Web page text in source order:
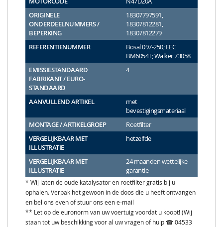
ORIGINELE
ONDERDEELNUMMERS /
BEPERKING
18307797591,
18307812281,
18307812279
REFERENTIENUMMER
Bosal 097-250; EEC
BM6054T; Walker 73058
EMISSIESTANDAARD
FABRIKANT / EURO-
STANDAARD
4
AANVULLEND ARTIKEL
met
bevestigingsmateriaal
MONTAGE / ARTIKELGROEP
Roetfilter
VERGELIJKBAAR MET
ILLUSTRATIE
hetzelfde
VERGELIJKBAAR MET
ILLUSTRATIE
24 maanden wettelijke
garantie
* Wij laten de oude katalysator en roetfilter gratis bij u
ophalen. Verpak het gewoon in de doos die u heeft ontvangen
en bel ons even of stuur ons een e-mail
** Let op de euronorm van uw voertuig voordat u koopt! (Wij
staan tot uw beschikking voor al uw vragen of hulp ☎ 04533